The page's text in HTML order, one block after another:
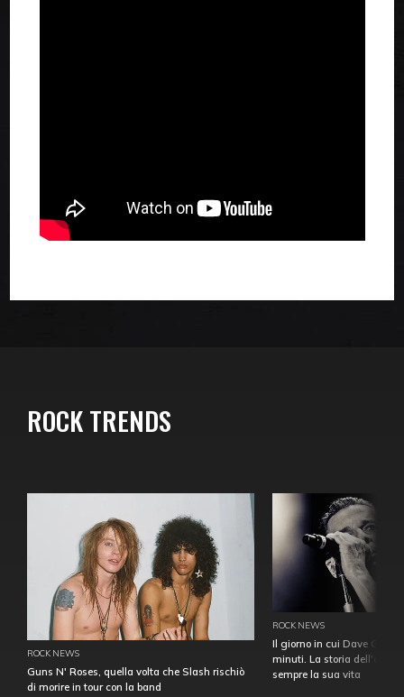
ROCK TRENDS
ROCK NEWS
Guns N' Roses, quella volta che Slash rischiò
di morire in tour con la band
ROCK NEWS
Il giorno in cui Dave
minuti. La storia
sempre la sua vita